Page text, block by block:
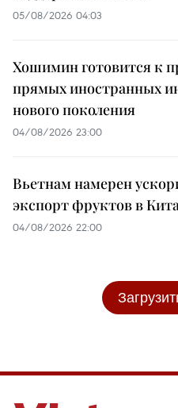
05/08/2026 04:03
Хошимин готовится к
прямых иностранных
нового поколения
04/08/2026 23:00
Вьетнам намерен
экспорт фруктов в
04/08/2026 22:00